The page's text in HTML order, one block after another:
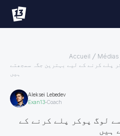
Accueil Médias
پلے کرنے کے لیے بہترین جگہ سمجھتے
ہیں
Aleksei Lebedev
Exan13 Coach
لوگ پوکر پلے کرنے کے
ہیں